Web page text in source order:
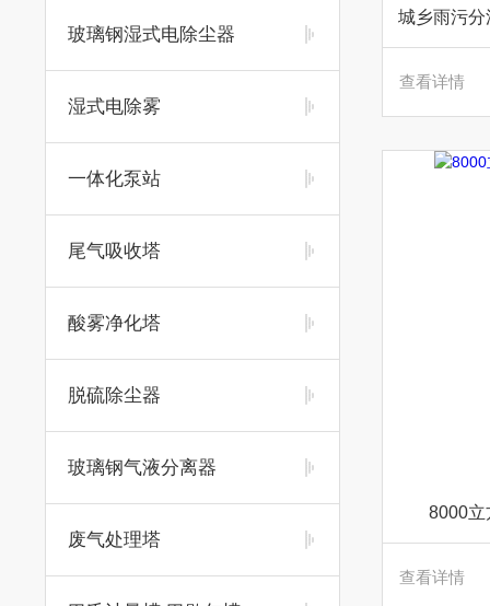
玻璃钢湿式电除尘器
湿式电除雾
一体化泵站
尾气吸收塔
酸雾净化塔
脱硫除尘器
玻璃钢气液分离器
废气处理塔
城乡雨污
查看详情
8000立
查看详情